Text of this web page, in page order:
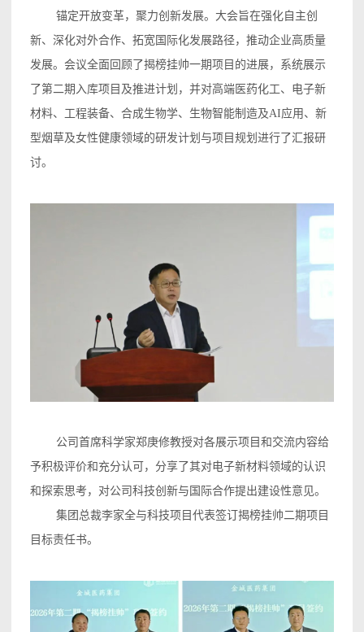
锚定开放变革，聚力创新发展。大会旨在强化自主创
新、深化对外合作、拓宽国际化发展路径，推动企业高质量
发展。会议全面回顾了揭榜挂帅一期项目的进展，系统展示
了第二期入库项目及推进计划，并对高端医药化工、电子新
材料、工程装备、合成生物学、生物智能制造及AI应用、新
型烟草及女性健康领域的研发计划与项目规划进行了汇报研
讨。
公司首席科学家郑庚修教授对各展示项目和交流内容给
予积极评价和充分认可，分享了其对电子新材料领域的认识
和探索思考，对公司科技创新与国际合作提出建设性意见。
集团总裁李家全与科技项目代表签订揭榜挂帅二期项目
目标责任书。